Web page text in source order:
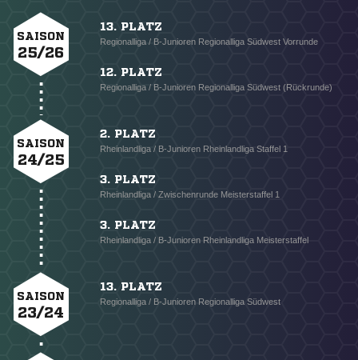
SAISON
25/26
13. PLATZ
Regionalliga / B-Junioren Regionalliga Südwest Vorrunde
12. PLATZ
Regionalliga / B-Junioren Regionalliga Südwest (Rückrunde)
SAISON
24/25
2. PLATZ
Rheinlandliga / B-Junioren Rheinlandliga Staffel 1
3. PLATZ
Rheinlandliga / Zwischenrunde Meisterstaffel 1
3. PLATZ
Rheinlandliga / B-Junioren Rheinlandliga Meisterstaffel
SAISON
23/24
13. PLATZ
Regionalliga / B-Junioren Regionalliga Südwest